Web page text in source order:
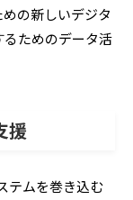
の新しいデジタ
ためのデータ活
援
テムを巻き込む